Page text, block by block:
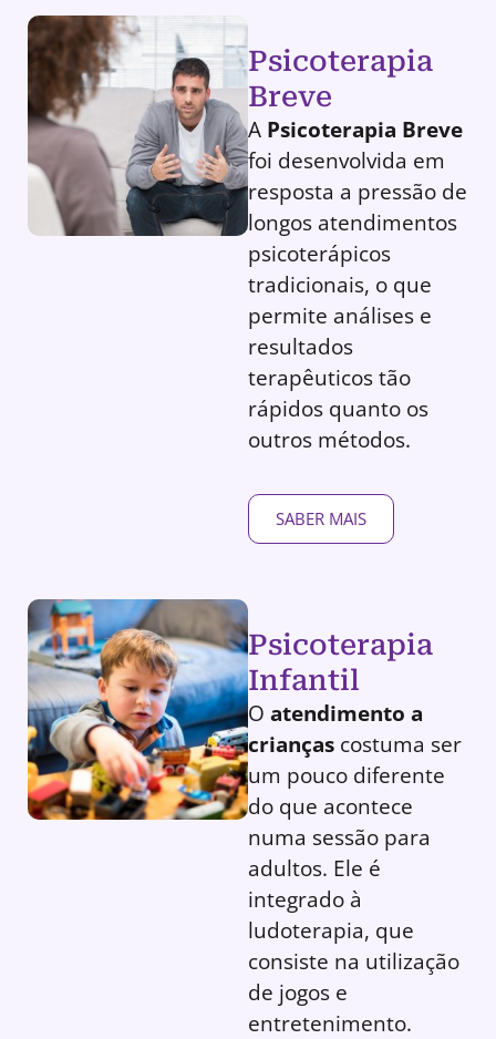
Psicoterapia
Breve
A Psicoterapia Breve
foi desenvolvida em
resposta a pressão de
longos atendimentos
psicoterápicos
tradicionais, o que
permite análises e
resultados
terapêuticos tão
rápidos quanto os
outros métodos.
SABER MAIS
Psicoterapia
Infantil
O atendimento a
crianças costuma ser
um pouco diferente
do que acontece
numa sessão para
adultos. Ele é
integrado à
ludoterapia, que
consiste na utilização
de jogos e
entretenimento.